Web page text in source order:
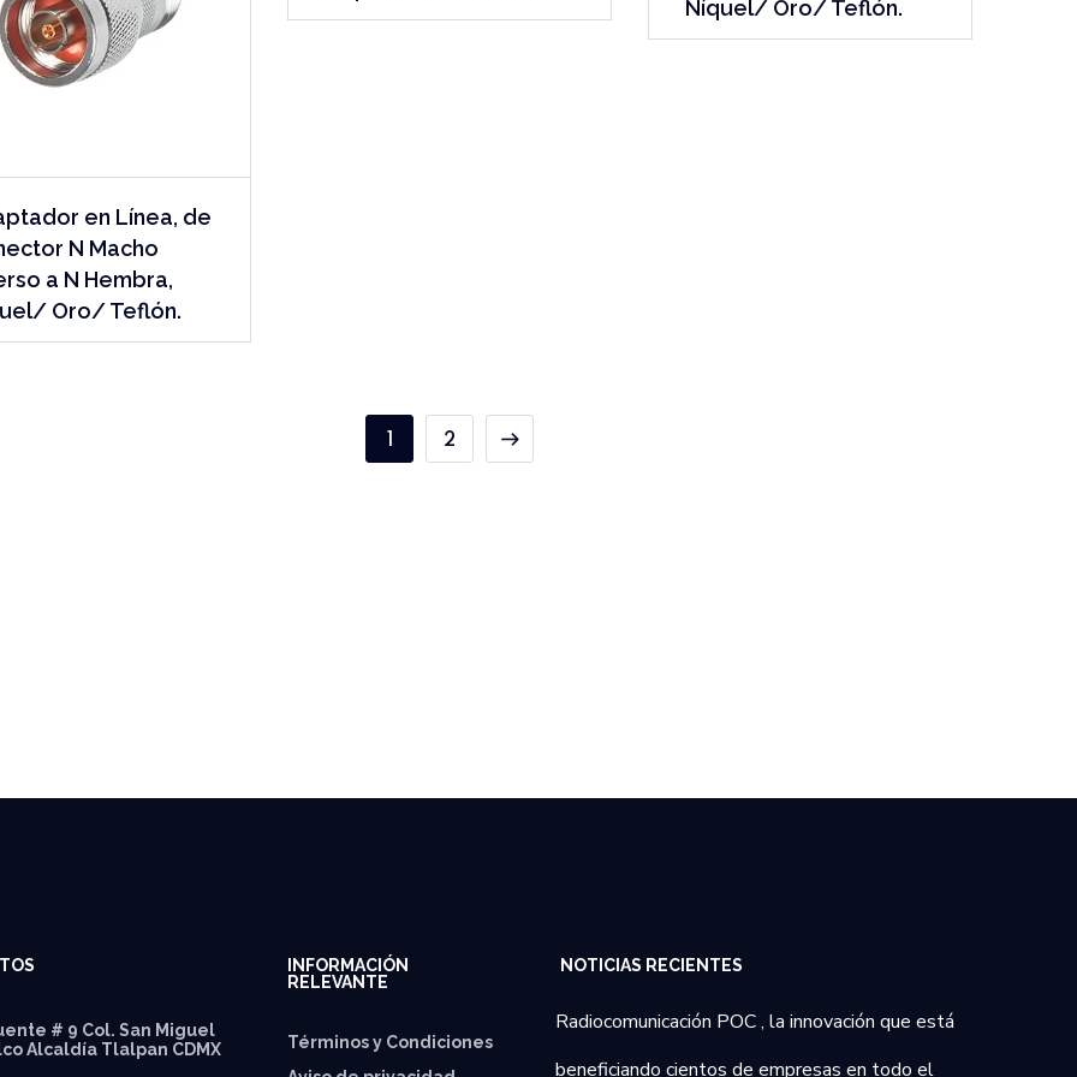
en Línea, de
N Macho
a N Hembra,
Oro/ Teflón.
Níquel/ Oro/ Teflón.
2
# 9 Col. San Miguel
Alcaldía Tlalpan CDMX
INFORMACIÓN
RELEVANTE
Términos y Condiciones
NOTICIAS RECIENTES
Radiocomunicación POC , la innovación que está
beneficiando cientos de empresas en todo el